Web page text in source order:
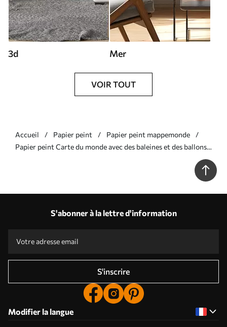
3d Mer
VOIR TOUT
Accueil Papier peint
Papier peint mappemonde
Papier peint Carte du monde avec des baleines et des ballons
S'abonner à la lettre d'information
S'inscrire
Modifier la langue